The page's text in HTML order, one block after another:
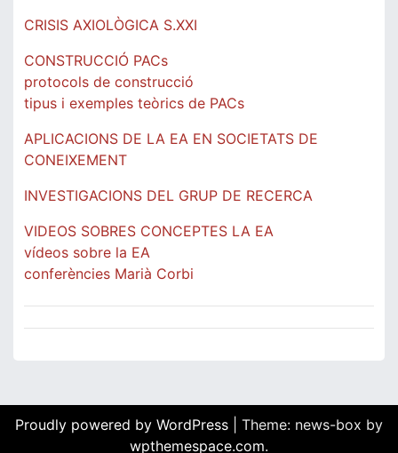
CRISIS AXIOLÒGICA S.XXI
CONSTRUCCIÓ PACs
protocols de construcció
tipus i exemples teòrics de PACs
APLICACIONS DE LA EA EN SOCIETATS DE
CONEIXEMENT
INVESTIGACIONS DEL GRUP DE RECERCA
VIDEOS SOBRES CONCEPTES LA EA
vídeos sobre la EA
conferències Marià Corbi
Proudly powered by WordPress
Theme: news-box by
wpthemespace.com.